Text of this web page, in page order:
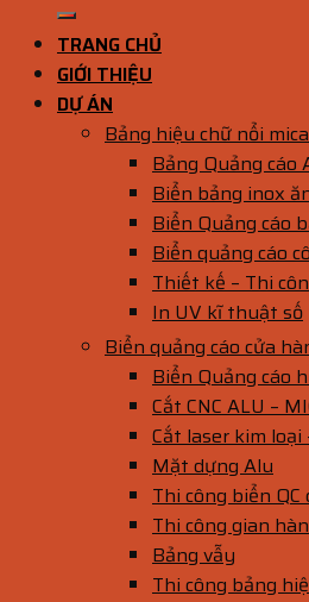
TRANG CHỦ
GIỚI THIỆU
DỰ ÁN
Bảng hiệu chữ nổi
Bảng Quảng cáo
Biển bảng inox
Biển Quảng cáo
Biển quảng cáo
Thiết kế – Thi
In UV kĩ thuật số
Biển quảng cáo cửa
Biển Quảng cáo
Cắt CNC ALU –
Cắt laser kim loại
Mặt dựng Alu
Thi công biển
Thi công gian
Bảng vẫy
Thi công bảng